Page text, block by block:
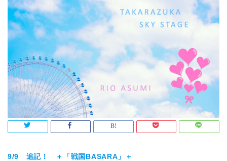
9/9 追記！ ＋「戦国BASARA」＋